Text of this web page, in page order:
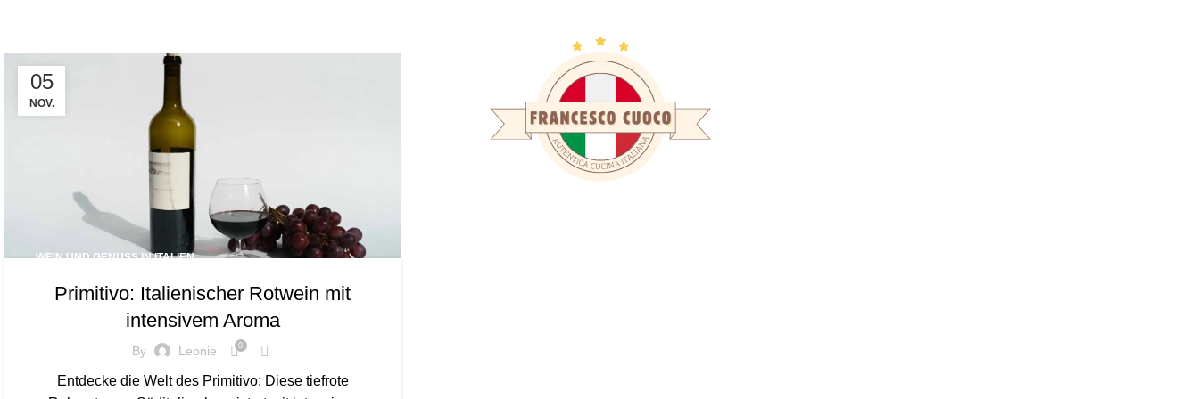
05
NOV.
WEIN UND GENUSS IN ITALIEN
Primitivo: Italienischer Rotwein mit
intensivem Aroma
By Leonie 0
Entdecke die Welt des Primitivo: Diese tiefrote